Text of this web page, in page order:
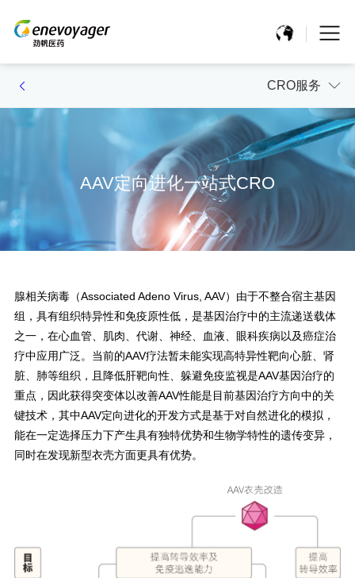
CRO服务
AAV定向进化一站式CRO
腺相关病毒（Associated Adeno Virus, AAV）由于不整合宿主基因
组，具有组织特异性和免疫原性低，是基因治疗中的主流递送载体
之一，在心血管、肌肉、代谢、神经、血液、眼科疾病以及癌症治
疗中应用广泛。当前的AAV疗法暂未能实现高特异性靶向心脏、肾
脏、肺等组织，且降低肝靶向性、躲避免疫监视是AAV基因治疗的
重点，因此获得突变体以改善AAV性能是目前基因治疗方向中的关
键技术，其中AAV定向进化的开发方式是基于对自然进化的模拟，
能在一定选择压力下产生具有独特优势和生物学特性的遗传变异，
同时在发现新型衣壳方面更具有优势。